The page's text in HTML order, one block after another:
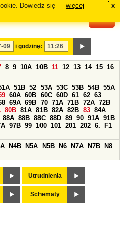
Dowiedz się
więcej x
i godzinę:
8 9 10A 10B 11 12 13 14 15 16
51B 52 53A 53C 53B 54B 55A
60A 60B 60C 60D 61 62 63
69A 69B 70 71A 71B 72A 72B
80B 81A 81B 82A 82B 83 84A
88A 88B 88C 88D 89 90 91A 91B
97B 99 100 101 201 202 6.
F1
N4B N5A N5B N6 N7A N7B
N8
Utrudnienia
Schematy